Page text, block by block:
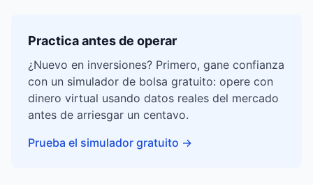
Practica antes de operar
¿Nuevo en inversiones? Primero, gane confianza
con un simulador de bolsa gratuito: opere con
dinero virtual usando datos reales del mercado
antes de arriesgar un centavo.
Prueba el simulador gratuito →